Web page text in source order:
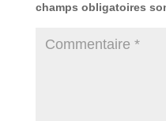
champs obligatoires